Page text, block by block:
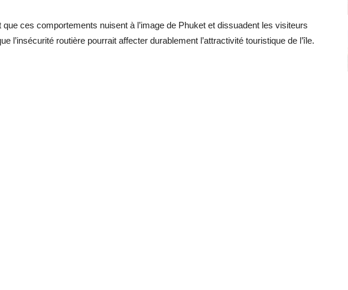
ces comportements nuisent à l’image de Phuket et dissuadent les visiteurs
l’insécurité routière pourrait affecter durablement l’attractivité touristique de l’île.